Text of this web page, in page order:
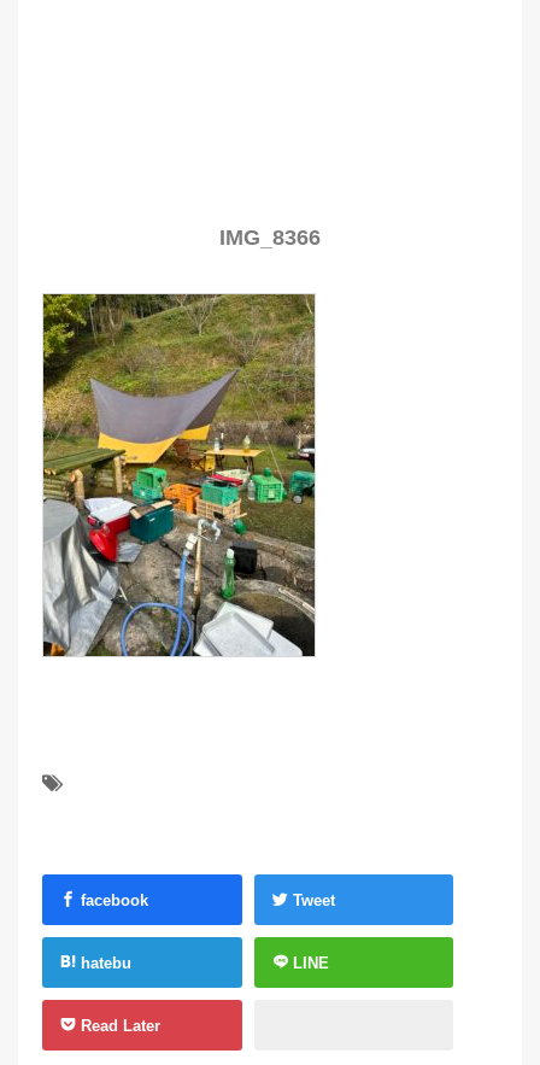
IMG_8366
facebook Tweet
hatebu LINE
Read Later